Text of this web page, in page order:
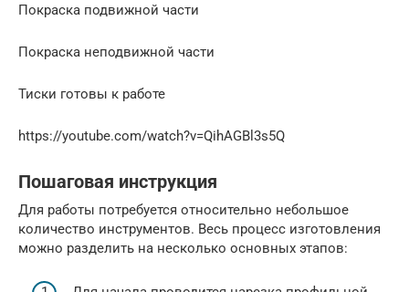
Покраска подвижной части
Покраска неподвижной части
Тиски готовы к работе
https://youtube.com/watch?v=QihAGBl3s5Q
Пошаговая инструкция
Для работы потребуется относительно небольшое
количество инструментов. Весь процесс изготовления
можно разделить на несколько основных этапов: